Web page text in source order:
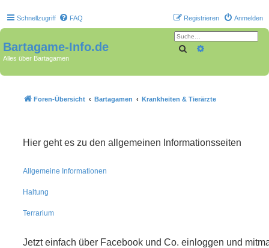
Schnellzugriff FAQ Anmelden
Registrieren
Bartagame-Info.de
Alles über Bartagamen
Suche
Foren-Übersicht Bartagamen Krankheiten & Tierärzte
Hier geht es zu den allgemeinen Informationsseiten
Allgemeine Informationen
Haltung
Terrarium
Jetzt einfach über Facebook und Co. einloggen und